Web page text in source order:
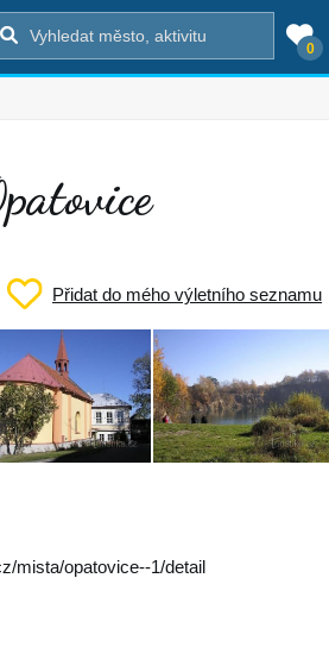
0
Přidat do mého výletního seznamu
mista/opatovice--1/detail